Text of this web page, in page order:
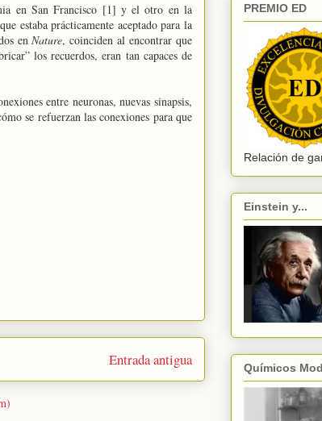
en San Francisco [1] y el otro en la
estaba prácticamente aceptado para la
enNature, coinciden al encontrar que
los recuerdos, eran tan capaces de
entre neuronas, nuevas sinapsis,
se refuerzan las conexiones para que
Entrada antigua
PREMIO ED
Relación de
Einstein y...
Químicos